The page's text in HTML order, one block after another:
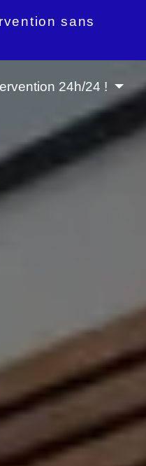
sans
24h/24 !